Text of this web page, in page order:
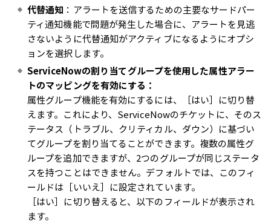
代替通知 ：アラートを送信するための主要なサードパー
ティ通知機能で問題が発生した場合に、アラートを見逃
さないように代替通知がアクティブになるようにオプシ
ョンを選択します。
ServiceNowの割り当てグループを使用した属性アラー
トのマッピングを有効にする：
属性グループ機能を有効にするには、［はい］に切り替
えます。これにより、ServiceNowのチケットに、そのス
テータス（トラブル、クリティカル、ダウン）に基づい
てグループを割り当てることができます。複数の属性グ
ループを追加できますが、2つのグループが同じステータ
スを持つことはできません。デフォルトでは、このフィ
ールドは［いいえ］に設定されています。
［はい］に切り替えると、以下のフィールドが表示され
ます。